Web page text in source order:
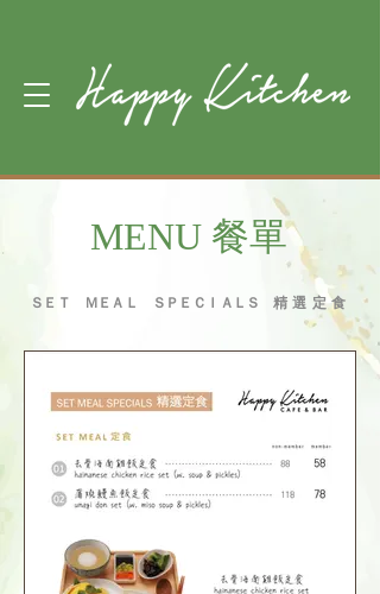
MENU 餐單
ＳＥＴ ＭＥＡＬ ＳＰＥＣＩＡＬＳ精選定食